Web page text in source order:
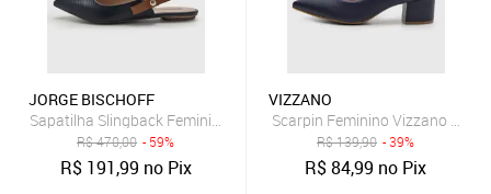
JORGE BISCHOFF
Sapatilha Slingback Feminina Jorge Bischoff Azul Marinho
R$470,00 - 59%
R$ 191,99 no Pix
VIZZANO
Scarpin Feminino Vizzano
R$139,90 - 39%
R$84,99 no Pix